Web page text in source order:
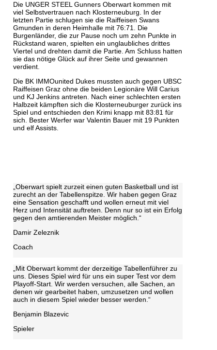
Die UNGER STEEL Gunners Oberwart kommen mit
viel Selbstvertrauen nach Klosterneuburg. In der
letzten Partie schlugen sie die Raiffeisen Swans
Gmunden in deren Heimhalle mit 76:71. Die
Burgenländer, die zur Pause noch um zehn Punkte in
Rückstand waren, spielten ein unglaubliches drittes
Viertel und drehten damit die Partie. Am Schluss hatten
sie das nötige Glück auf ihrer Seite und gewannen
verdient.
Die BK IMMOunited Dukes mussten auch gegen UBSC
Raiffeisen Graz ohne die beiden Legionäre Will Carius
und KJ Jenkins antreten. Nach einer schlechten ersten
Halbzeit kämpften sich die Klosterneuburger zurück ins
Spiel und entschieden den Krimi knapp mit 83:81 für
sich. Bester Werfer war Valentin Bauer mit 19 Punkten
und elf Assists.
„Oberwart spielt zurzeit einen guten Basketball und ist
zurecht an der Tabellenspitze. Wir haben gegen Graz
eine Sensation geschafft und wollen erneut mit viel
Herz und Intensität auftreten. Denn nur so ist ein Erfolg
gegen den amtierenden Meister möglich.“
Damir Zeleznik
Coach
„Mit Oberwart kommt der derzeitige Tabellenführer zu
uns. Dieses Spiel wird für uns ein super Test vor dem
Playoff-Start. Wir werden versuchen, alle Sachen, an
denen wir gearbeitet haben, umzusetzen und wollen
auch in diesem Spiel wieder besser werden.“
Benjamin Blazevic
Spieler